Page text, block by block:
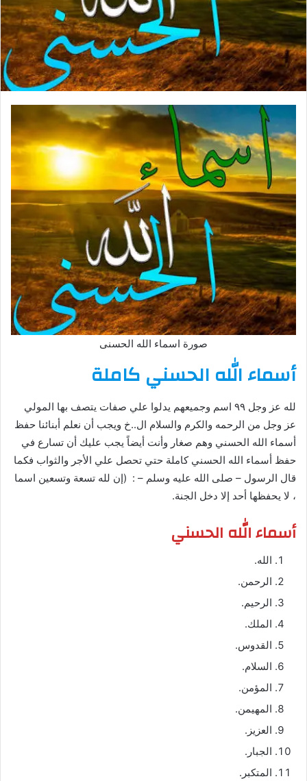
صورة اسماء الله الحسنى
أسماء الله الحسني كاملة
لله عز وجل ٩٩ اسم وجميعهم يدلوا علي صفات يتصف بها المولي
عز وجل من الرحمه والكرم والسلام ال..خ ويجب أن نعلم أبنائنا حفظ
أسماء الله الحسني وهم صغار وأنت أيضاً يجب عليك أن تسارع في
حفظ أسماء الله الحسني كاملة حتي تحصل علي الأجر والثواب فكما
قال الرسول – صلى الله عليه وسلم – : (إن لله تسعة وتسعين اسما
، لا يحفظها أحد إلا دخل الجنة.
أسماء الله الحسني
الله.
الرحمن.
الرحيم.
الملك.
القدوس.
السلام.
المؤمن.
المهيمن.
العزيز.
الجبار.
المتكبر.